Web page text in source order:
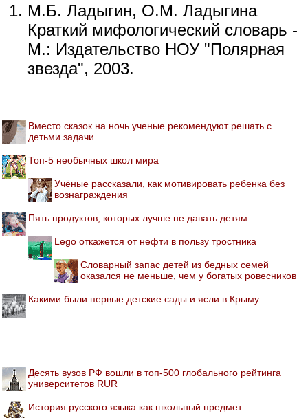
М.Б. Ладыгин, О.М. Ладыгина
Краткий мифологический словарь -
М.: Издательство НОУ "Полярная
звезда", 2003.
Вместо сказок на ночь ученые рекомендуют решать с
детьми задачи
Топ-5 необычных школ мира
Учёные рассказали, как мотивировать ребенка без
вознаграждения
Пять продуктов, которых лучше не давать детям
Lego откажется от нефти в пользу тростника
Словарный запас детей из бедных семей
оказался не меньше, чем у богатых ровесников
Какими были первые детские сады и ясли в Крыму
Десять вузов РФ вошли в топ-500 глобального рейтинга
университетов RUR
История русского языка как школьный предмет